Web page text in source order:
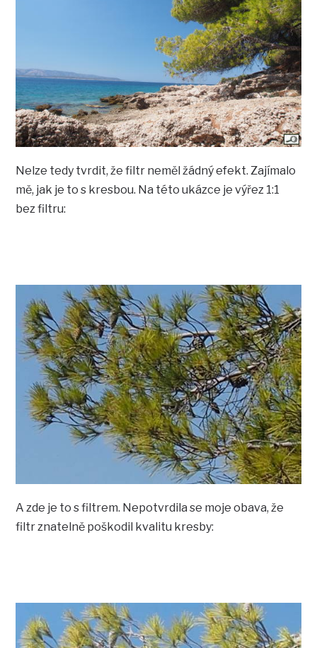
Nelze tedy tvrdit, že filtr neměl žádný efekt. Zajímalo
mě, jak je to s kresbou. Na této ukázce je výřez 1:1
bez filtru:
A zde je to s filtrem. Nepotvrdila se moje obava, že
filtr znatelně poškodil kvalitu kresby: